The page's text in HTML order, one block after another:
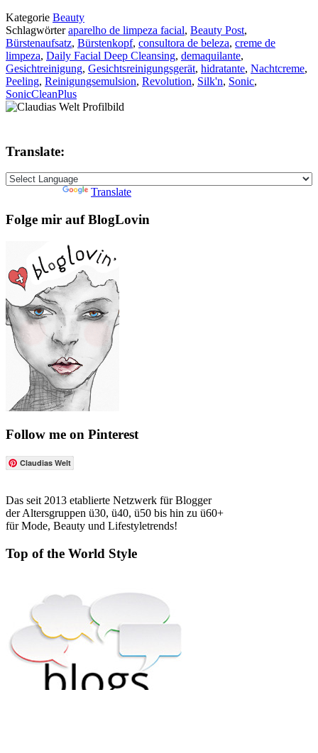
Kategorie Beauty
Schlagwörteraparelho de limpeza facial, Beauty Post,
Bürstenaufsatz, Bürstenkopf, consultora de beleza, creme de
limpeza, Daily Facial Deep Cleansing, demaquilante,
Gesichtreinigung, Gesichtsreinigungsgerät, hidratante, Nachtcreme,
Peeling, Reinigungsemulsion, Revolution, Silk'n, Sonic,
SonicCleanPlus
Translate:
Translate
Folge mir auf BlogLovin
Follow me on Pinterest
Claudias Welt
Das seit 2013 etablierte Netzwerk für Blogger
der Altersgruppen ü30, ü40, ü50 bis hin zu ü60+
für Mode, Beauty und Lifestyletrends!
Top of the World Style